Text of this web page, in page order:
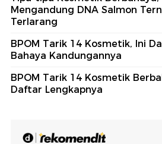
Mengandung DNA Salmon
Terlarang
BPOM Tarik 14 Kosmetik, Ini
Bahaya Kandungannya
BPOM Tarik 14 Kosmetik
Daftar Lengkapnya